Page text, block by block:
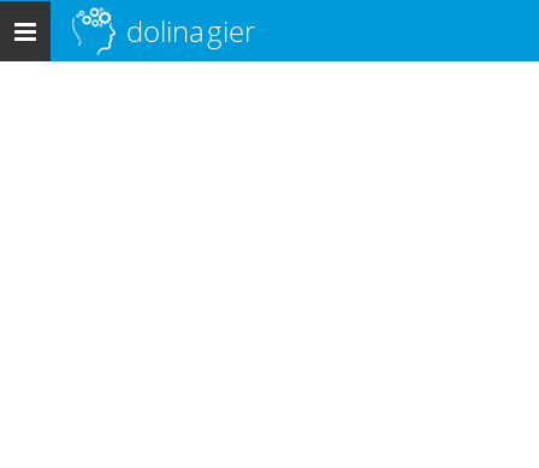
Menu
główne
dolinagier